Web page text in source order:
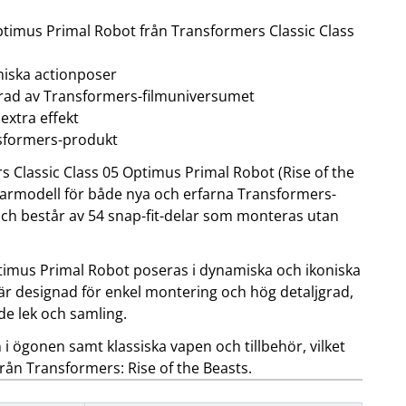
& video
SMARTA HEM
sensorer och väggkontakter
Primal Robot från Transformers Classic Class
actionposer
av Transformers-filmuniversumet
effekt
produkt
Classic Class 05 Optimus Primal Robot (Rise of the
för både nya och erfarna Transformers-
består av 54 snap-fit-delar som monteras utan
Primal Robot poseras i dynamiska och ikoniska
designad för enkel montering och hög detaljgrad,
lek och samling.
ögonen samt klassiska vapen och tillbehör, vilket
Transformers: Rise of the Beasts.